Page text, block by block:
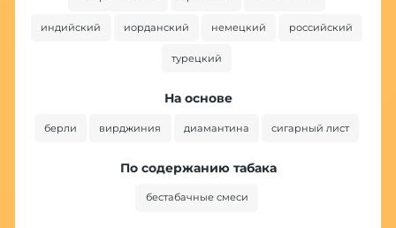
индийский иорданский немецкий российский
турецкий
На основе
берли вирджиния диамантина сигарный лист
По содержанию табака
бестабачные смеси